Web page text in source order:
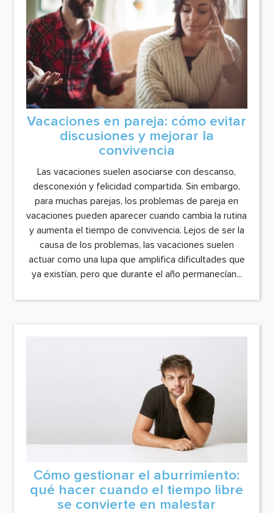
Vacaciones en pareja: cómo evitar
discusiones y mejorar la
convivencia
Las vacaciones suelen asociarse con descanso,
desconexión y felicidad compartida. Sin embargo,
para muchas parejas, los problemas de pareja en
vacaciones pueden aparecer cuando cambia la rutina
y aumenta el tiempo de convivencia. Lejos de ser la
causa de los problemas, las vacaciones suelen
actuar como una lupa que amplifica dificultades que
ya existían, pero que durante el año permanecían...
Cómo gestionar el aburrimiento:
qué hacer cuando el tiempo libre
se convierte en malestar